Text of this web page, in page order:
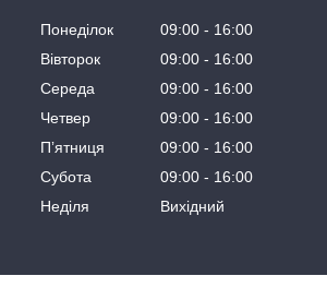
Понеділок 09:00
16:00
Вівторок
09:00
16:00
Середа
09:00
16:00
Четвер
09:00
16:00
Пʼятниця
09:00
16:00
Субота
09:00
16:00
Неділя
Вихідний